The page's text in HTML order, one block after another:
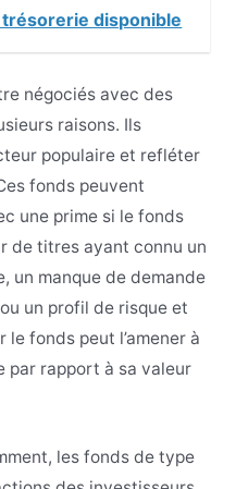
disponible
négociés avec des
raisons. Ils
populaire et refléter
fonds peuvent
une prime si le fonds
de titres ayant connu un
un manque de demande
un profil de risque et
fonds peut l’amener à
par rapport à sa valeur
les fonds de type